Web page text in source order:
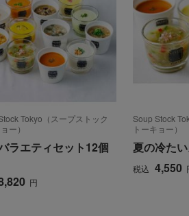
Tokyo（スープストック
ー）
ラエティセット12個
円
Soup Stock
トーキョー）
夏の冷た
税込 4,550